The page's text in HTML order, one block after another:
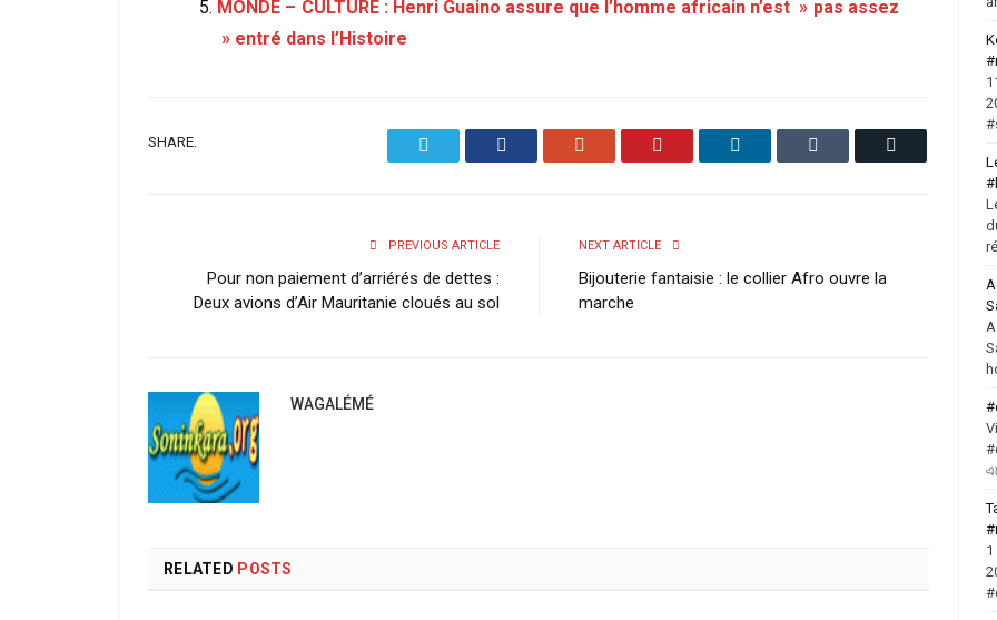
MONDE – CULTURE : Henri Guaino assure que l’homme africain n’est » pas assez
» entré dans l’Histoire
SHARE.
PREVIOUS ARTICLE
Pour non paiement d’arriérés de dettes :
Deux avions d’Air Mauritanie cloués au sol
NEXT ARTICLE
Bijouterie fantaisie : le collier Afro ouvre la
marche
WAGALÉMÉ
RELATED POSTS